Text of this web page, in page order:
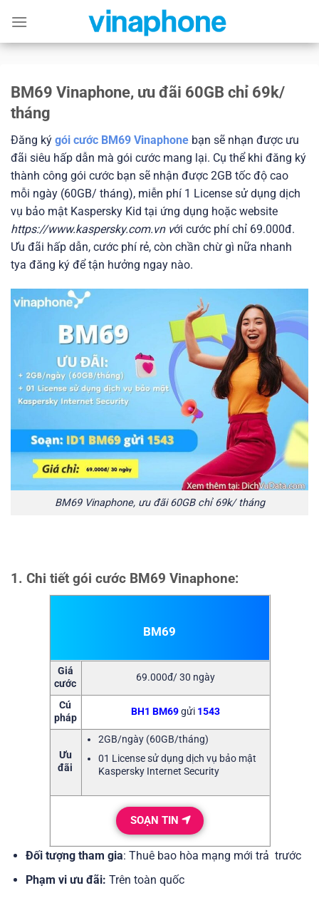
content
BM69 Vinaphone, ưu đãi 60GB chỉ 69k/
tháng
Đăng ký gói cước BM69 Vinaphone bạn sẽ nhạn được ưu
đãi siêu hấp dẫn mà gói cước mang lại. Cụ thể khi đăng ký
thành công gói cước bạn sẽ nhận được 2GB tốc độ cao
mỗi ngày (60GB/ tháng), miễn phí 1 License sử dụng dịch
vụ bảo mật Kaspersky Kid tại ứng dụng hoặc website
https://www.kaspersky.com.vn với cước phí chỉ 69.000đ.
Ưu đãi hấp dẫn, cước phí rẻ, còn chần chừ gì nữa nhanh
tya đăng ký để tận hưởng ngay nào.
BM69 Vinaphone, ưu đãi 60GB chỉ 69k/ tháng
1. Chi tiết gói cước BM69 Vinaphone:
BM69
Giá
cước
69.000đ/ 30 ngày
Cú
pháp
BH1 BM69 gửi 1543
Ưu
đãi
2GB/ngày (60GB/tháng)
01 License sử dụng dịch vụ bảo mật
Kaspersky Internet Security
SOẠN TIN
Đối tượng tham gia: Thuê bao hòa mạng mới trả trước
Phạm vi ưu đãi: Trên toàn quốc